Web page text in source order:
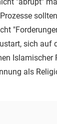
sich auf
Islamischer
als